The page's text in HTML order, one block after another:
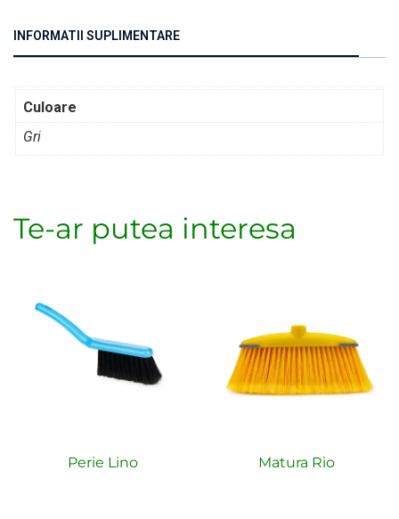
INFORMATII SUPLIMENTARE
Culoare
Gri
Te-ar putea interesa
Perie Lino Matura Rio